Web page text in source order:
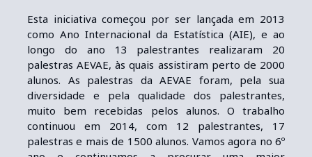
Esta iniciativa começou por ser lançada em 2013
como Ano Internacional da Estatística (AIE), e ao
longo do ano 13 palestrantes realizaram 20
palestras AEVAE, às quais assistiram perto de 2000
alunos. As palestras da AEVAE foram, pela sua
diversidade e pela qualidade dos palestrantes,
muito bem recebidas pelos alunos. O trabalho
continuou em 2014, com 12 palestrantes, 17
palestras e mais de 1500 alunos. Vamos agora no 6º